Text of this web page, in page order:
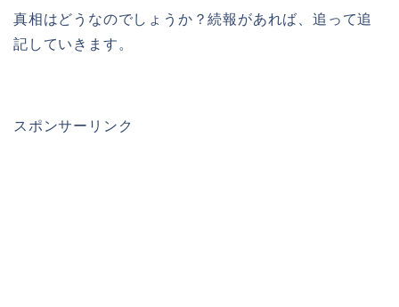
真相はどうなのでしょうか？続報があれば、追って追
記していきます。
スポンサーリンク